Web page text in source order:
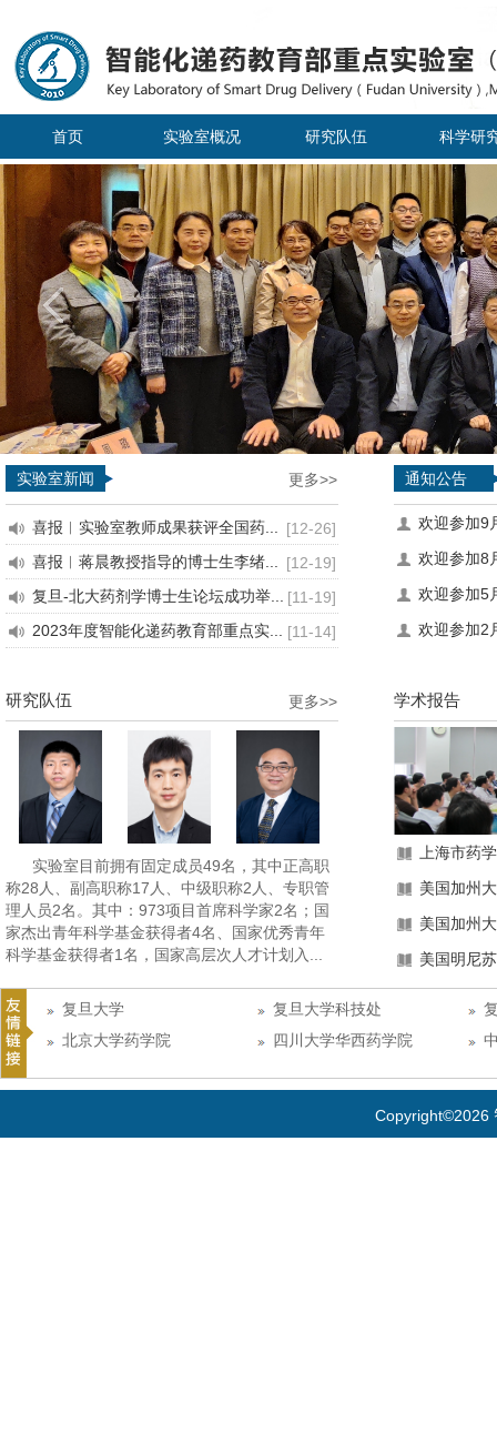
首页 实验室概况 研究队伍 科学研
实验室新闻 更多>>
喜报︱实验室教师成果获评全国药...
[12-26]
喜报︱蒋晨教授指导的博士生李绪...
[12-19]
复旦-北大药剂学博士生论坛成功举...
[11-19]
2023年度智能化递药教育部重点实...
[11-14]
通知公告
欢迎参加9
欢迎参加8
欢迎参加5
欢迎参加2
研究队伍 更多>>
实验室目前拥有固定成员49名，其中正高职
称28人、副高职称17人、中级职称2人、专职管
理人员2名。其中：973项目首席科学家2名；国
家杰出青年科学基金获得者4名、国家优秀青年
科学基金获得者1名，国家高层次人才计划入...
学术报告
上海市药
美国加州
美国加州
美国明尼
复旦大学 复旦大学科技处
北京大学药学院
四川大学华西药学院
Copyright©2026